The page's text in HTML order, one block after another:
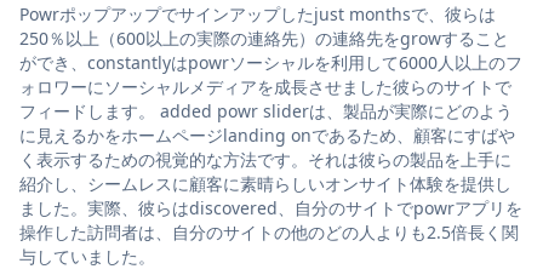
Powrポップアップでサインアップしたjust monthsで、彼らは
250％以上（600以上の実際の連絡先）の連絡先をgrowすること
ができ、constantlyはpowrソーシャルを利用して6000人以上のフ
ォロワーにソーシャルメディアを成長させました彼らのサイトで
フィードします。 added powr sliderは、製品が実際にどのよう
に見えるかをホームページlanding onであるため、顧客にすばや
く表示するための視覚的な方法です。それは彼らの製品を上手に
紹介し、シームレスに顧客に素晴らしいオンサイト体験を提供し
ました。実際、彼らはdiscovered、自分のサイトでpowrアプリを
操作した訪問者は、自分のサイトの他のどの人よりも2.5倍長く関
与していました。